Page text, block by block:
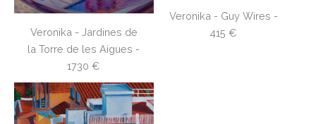
Veronika - Jardines de
la Torre de les Aigues -
1730 €
Veronika - Guy Wires -
415 €